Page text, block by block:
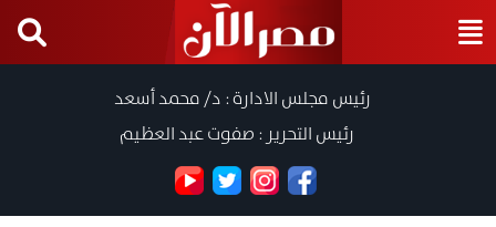
رئيس مجلس الادارة : د/ محمد أسعد
رئيس التحرير : صفوت عبد العظيم